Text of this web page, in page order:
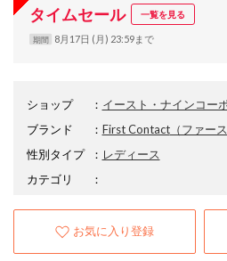
タイムセール 一覧を見る
期間 8月17日 (月) 23:59まで
ショップ ： イースト・ナインコー
ブランド
： First Contact（ファー
性別タイプ
： レディース
カテゴリ
：
お気に入り登録